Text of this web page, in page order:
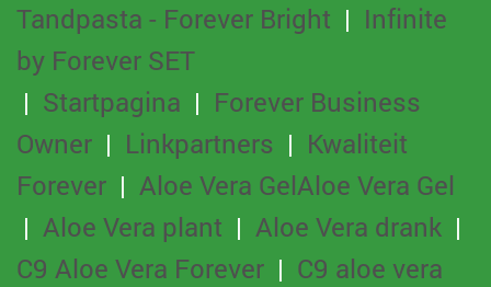
Tandpasta - Forever Bright | Infinite
by Forever SET
| Startpagina | Forever Business
Owner | Linkpartners | Kwaliteit
Forever | Aloe Vera GelAloe Vera Gel
| Aloe Vera plant | Aloe Vera drank |
C9 Aloe Vera Forever | C9 aloe vera